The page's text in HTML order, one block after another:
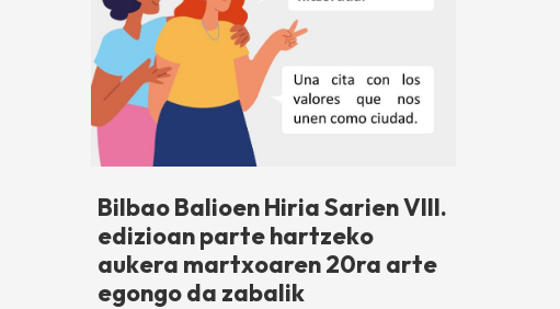
Bilbao Balioen Hiria Sarien VIII.
edizioan parte hartzeko
aukera martxoaren 20ra arte
egongo da zabalik